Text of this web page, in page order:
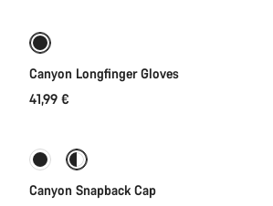
Canyon Longfinger Gloves
41,99 €
Canyon Snapback Cap